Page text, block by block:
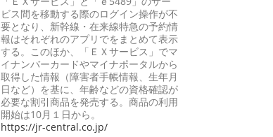
ビス間を移動する際のログイン操作が不
要となり、新幹線・在来線特急の予約情
報はそれぞれのアプリでをまとめて表示
する。このほか、「ＥＸサービス」でマ
イナンバーカードやマイナポータルから
取得した情報（障害者手帳情報、生年月
日など）を基に、年齢などの資格確認が
必要な割引商品を発売する。商品の利用
開始は10月１日から。
https://jr-central.co.jp/